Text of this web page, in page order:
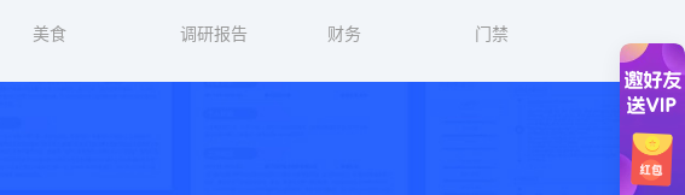
美食 调研报告 财务 门禁